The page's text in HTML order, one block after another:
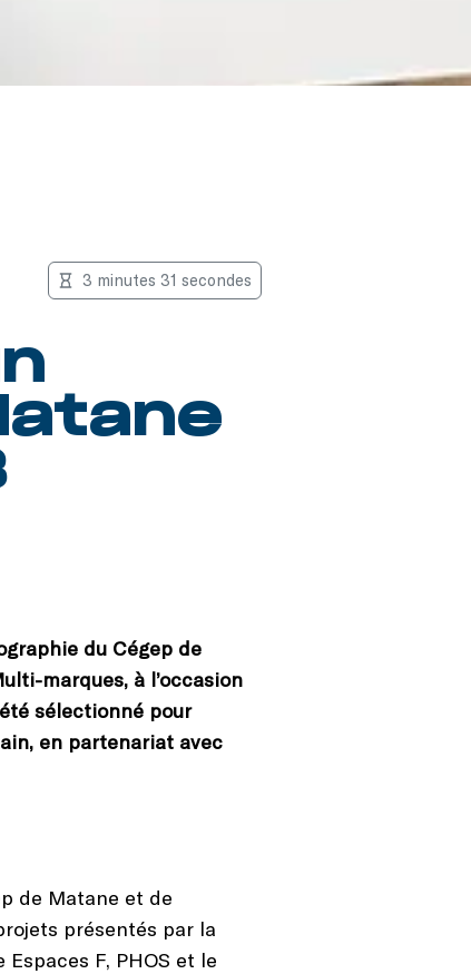
3 minutes 31 secondes
du Cégep de
marques, à l’occasion
sélectionné pour
en partenariat avec
de Matane et de
présentés par la
F, PHOS et le